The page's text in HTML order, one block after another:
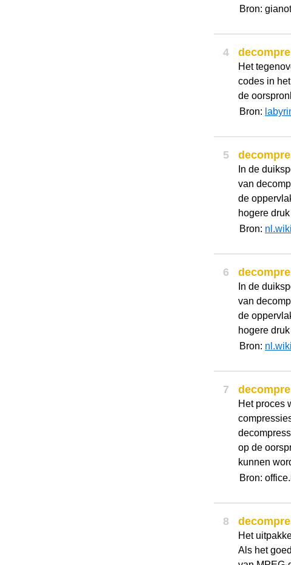
Bron:
4
Het
codes in
de
Bron:
5
In de
van
de
hogere
Bron:
6
In de
van
de
hogere
Bron:
7
Het proces
op de
kunnen
Bron:
8
Het
Als het